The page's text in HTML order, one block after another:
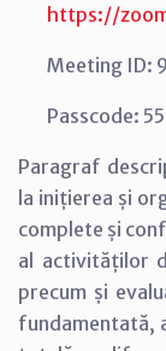
https://
Meeting ID:
Passcode:
Paragraf
la inițierea și
complete și
al activităților
precum și
fundamentată,